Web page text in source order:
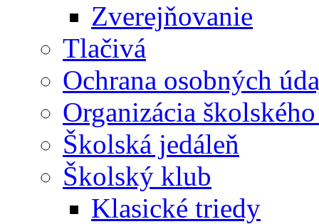
Zverejňovanie
Tlačivá
Ochrana osobných
Organizácia
Školská jedáleň
Školský klub
Klasické triedy